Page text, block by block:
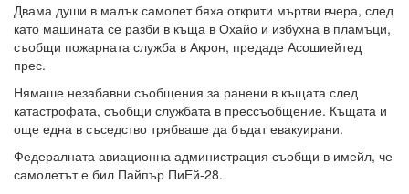
Двама души в малък самолет бяха открити мъртви вчера, след
като машината се разби в къща в Охайо и избухна в пламъци,
съобщи пожарната служба в Акрон, предаде Асошиейтед
прес.
Нямаше незабавни съобщения за ранени в къщата след
катастрофата, съобщи службата в прессъобщение. Къщата и
още една в съседство трябваше да бъдат евакуирани.
Федералната авиационна администрация съобщи в имейл, че
самолетът е бил Пайпър ПиЕй-28.